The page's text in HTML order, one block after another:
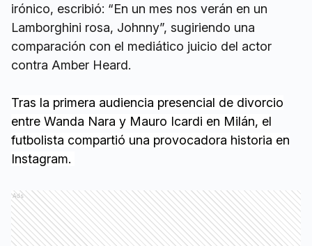
irónico, escribió: “En un mes nos verán en un
Lamborghini rosa, Johnny”, sugiriendo una
comparación con el mediático juicio del actor
contra Amber Heard.
Tras la primera audiencia presencial de divorcio
entre Wanda Nara y Mauro Icardi en Milán, el
futbolista compartió una provocadora historia en
Instagram.
Ads